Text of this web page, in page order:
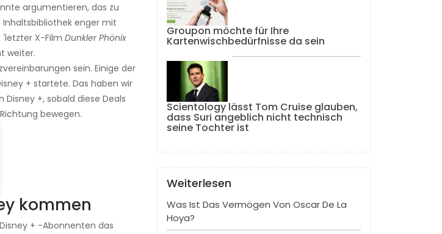
argumentieren, das zu
Inhaltsbibliothek enger mit
'letzter X-Film Dunkler Phönix
weiter.
sein. Einige der
+ startete. Das haben wir
+, sobald diese Deals
bewegen.
kommen
+ -Abonnenten das
Groupon möchte für Ihre
Kartenwischbedürfnisse da sein
Scientology lässt Tom Cruise glauben,
dass Suri angeblich nicht technisch
seine Tochter ist
Weiterlesen
Was Ist Das Vermögen Von Oscar De La
Hoya?